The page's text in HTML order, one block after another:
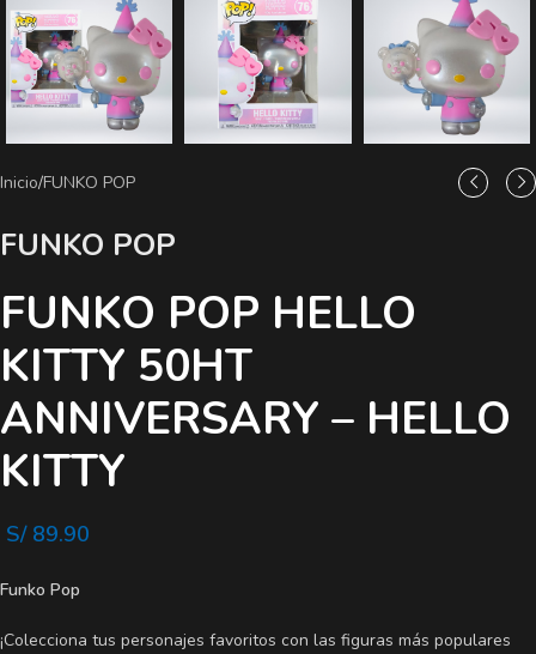
Inicio/FUNKO POP
FUNKO POP
FUNKO POP HELLO
KITTY 50HT
ANNIVERSARY – HELLO
KITTY
S/89.90
Funko Pop
¡Colecciona tus personajes favoritos con las figuras más populares